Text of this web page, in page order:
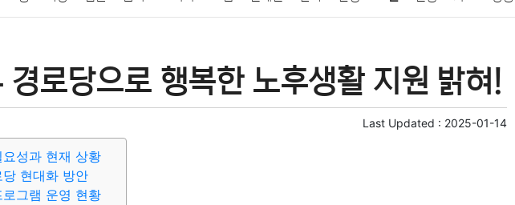
사회 정치 건강 의료 의학 경제 마케팅 부동산 외국어 교육 교통 생활
경로당으로 행복한 노후생활 지원 밝혀!
Last Updated : 2025-01-14
성과 현재 상황
현대화 방안
그램 운영 현황